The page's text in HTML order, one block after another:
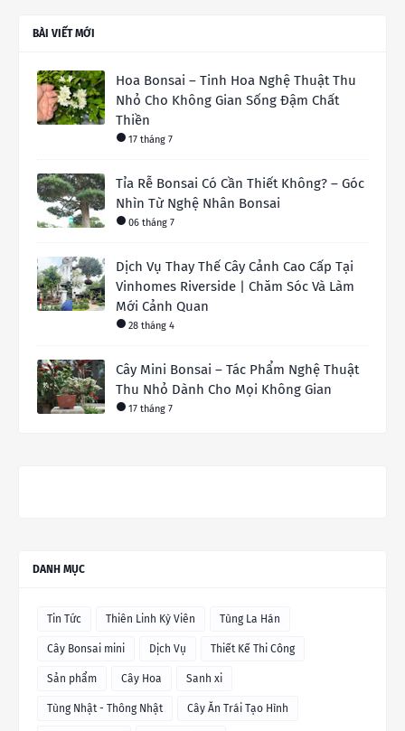
BÀI VIẾT MỚI
Hoa Bonsai – Tinh Hoa Nghệ Thuật Thu
Nhỏ Cho Không Gian Sống Đậm Chất
Thiền
17 tháng 7
Tỉa Rễ Bonsai Có Cần Thiết Không? – Góc
Nhìn Từ Nghệ Nhân Bonsai
06 tháng 7
Dịch Vụ Thay Thế Cây Cảnh Cao Cấp Tại
Vinhomes Riverside | Chăm Sóc Và Làm
Mới Cảnh Quan
28 tháng 4
Cây Mini Bonsai – Tác Phẩm Nghệ Thuật
Thu Nhỏ Dành Cho Mọi Không Gian
17 tháng 7
DANH MỤC
Tin Tức Thiên Linh Kỳ Viên Tùng La Hán
Cây Bonsai mini Dịch Vụ Thiết Kế Thi Công
Sản phẩm Cây Hoa Sanh xi
Tùng Nhật - Thông Nhật Cây Ăn Trái Tạo Hình